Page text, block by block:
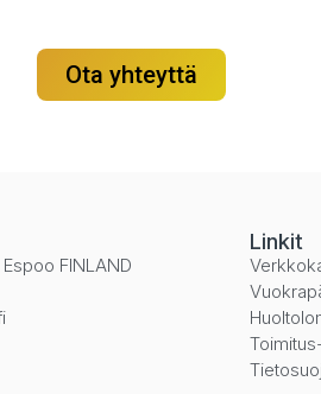
Ota yhteyttä
FINLAND
Linkit